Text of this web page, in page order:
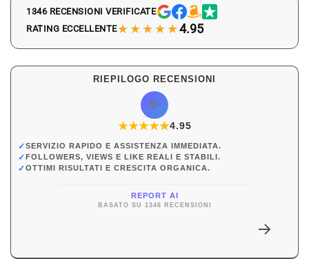
1346 RECENSIONI VERIFICATE
RATING ECCELLENTE★★★★★4.95
RIEPILOGO RECENSIONI
✨
★★★★★
★4.95
✓SERVIZIO RAPIDO E ASSISTENZA IMMEDIATA.
✓ FOLLOWERS, VIEWS E LIKE REALI E STABILI.
✓OTTIMI RISULTATI E CRESCITA ORGANICA.
REPORT AI
BASATO SU 1346 RECENSIONI